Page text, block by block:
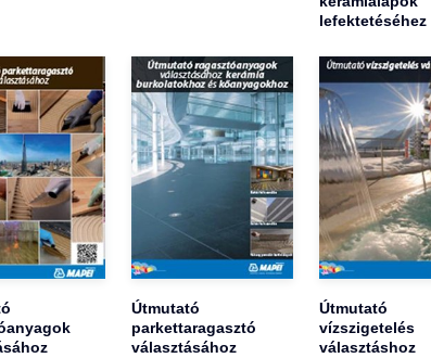
lefektetéséhez
Útmutató
parkettaragasztó
választásához
Útmutató
vízszigetelés
választáshoz